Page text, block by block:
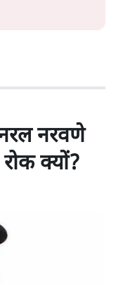
नरवणे
क्यों?